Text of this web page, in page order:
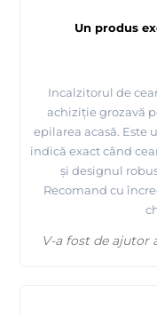
Prezentare produse
Un produs
Incalzitorul de
achiziție grozavă
epilarea acasă. Este
indică exact când
și designul
Recomand cu
V-a fost de ajutor